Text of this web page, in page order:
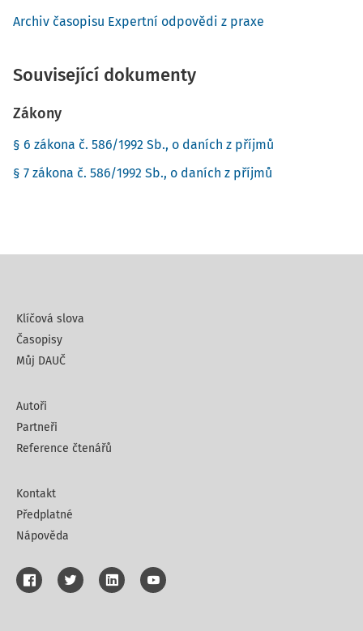
Archiv časopisu Expertní odpovědi z praxe
Související dokumenty
Zákony
§ 6 zákona č. 586/1992 Sb., o daních z příjmů
§ 7 zákona č. 586/1992 Sb., o daních z příjmů
Klíčová slova
Časopisy
Můj DAUČ
Autoři
Partneři
Reference čtenářů
Kontakt
Předplatné
Nápověda